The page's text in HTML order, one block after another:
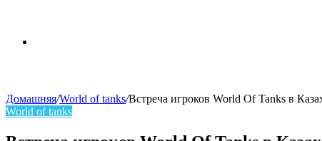
skin
Домашняя/World of tanks/Встреча игроков World Of Tanks в
World of tanks